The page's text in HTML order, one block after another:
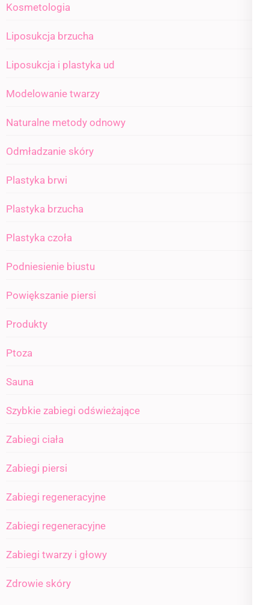
Kosmetologia
Liposukcja brzucha
Liposukcja i plastyka ud
Modelowanie twarzy
Naturalne metody odnowy
Odmładzanie skóry
Plastyka brwi
Plastyka brzucha
Plastyka czoła
Podniesienie biustu
Powiększanie piersi
Produkty
Ptoza
Sauna
Szybkie zabiegi odświeżające
Zabiegi ciała
Zabiegi piersi
Zabiegi regeneracyjne
Zabiegi regeneracyjne
Zabiegi twarzy i głowy
Zdrowie skóry